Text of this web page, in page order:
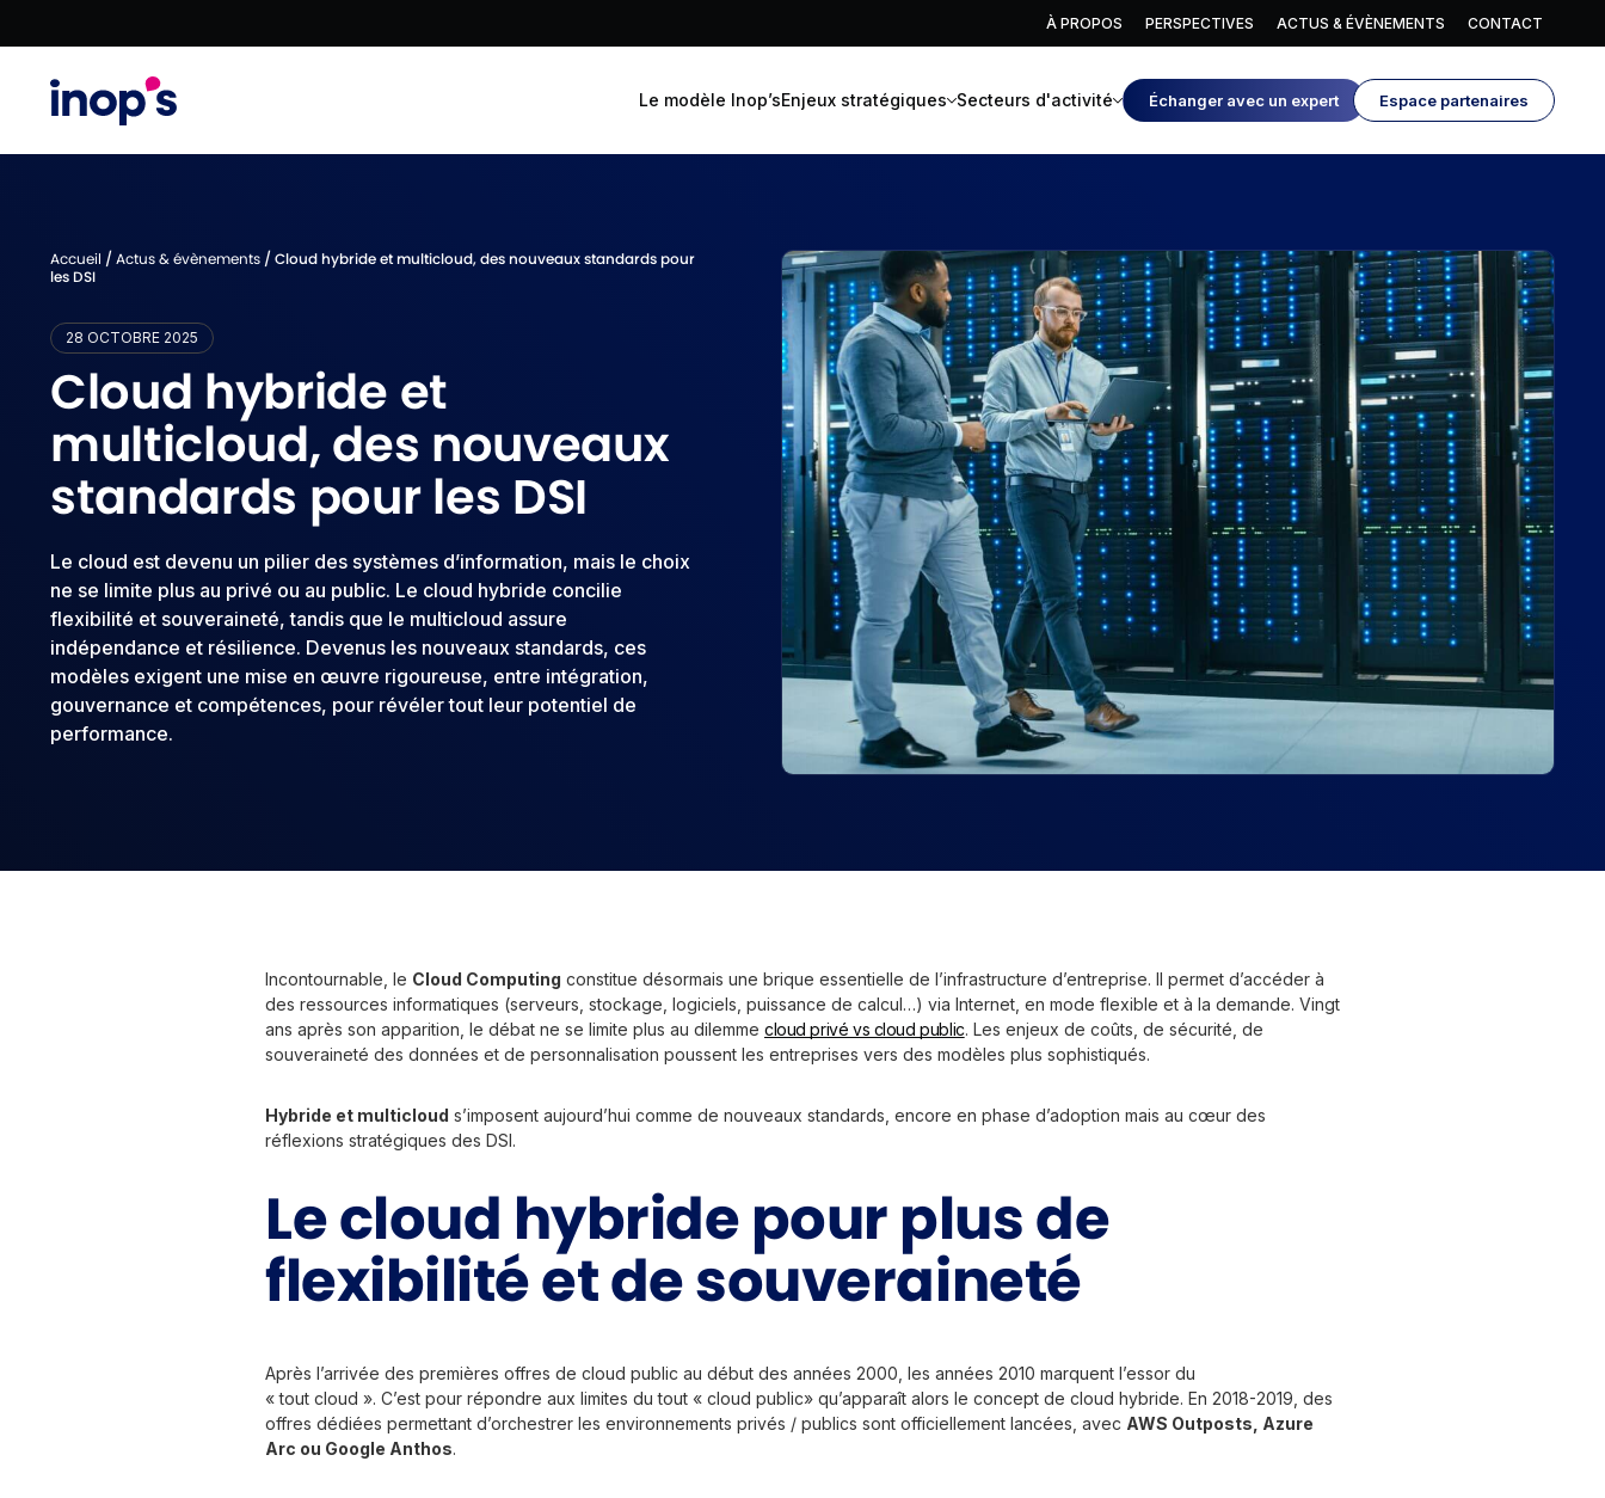
À PROPOS PERSPECTIVES ACTUS & ÉVÈNEMENTS CONTACT
Le modèle Inop’sEnjeux stratégiques Secteurs d'activité Échanger avec un expert Espace partenaires
Accueil /Actus & évènements /Cloud hybride et multicloud, des nouveaux standards pour
les DSI
28 OCTOBRE 2025
Cloud hybride et
multicloud, des nouveaux
standards pour les DSI
Le cloud est devenu un pilier des systèmes d’information, mais le choix
ne se limite plus au privé ou au public. Le cloud hybride concilie
flexibilité et souveraineté, tandis que le multicloud assure
indépendance et résilience. Devenus les nouveaux standards, ces
modèles exigent une mise en œuvre rigoureuse, entre intégration,
gouvernance et compétences, pour révéler tout leur potentiel de
performance.
Incontournable, le Cloud Computing constitue désormais une brique essentielle de l’infrastructure d’entreprise. Il permet d’accéder à
des ressources informatiques (serveurs, stockage, logiciels, puissance de calcul…) via Internet, en mode flexible et à la demande. Vingt
ans après son apparition, le débat ne se limite plus au dilemme cloud privé vs cloud public. Les enjeux de coûts, de sécurité, de
souveraineté des données et de personnalisation poussent les entreprises vers des modèles plus sophistiqués.
Hybride et multicloud s’imposent aujourd’hui comme de nouveaux standards, encore en phase d’adoption mais au cœur des
réflexions stratégiques des DSI.
Le cloud hybride pour plus de
flexibilité et de souveraineté
Après l’arrivée des premières offres de cloud public au début des années 2000, les années 2010 marquent l’essor du
« tout cloud ». C’est pour répondre aux limites du tout « cloud public» qu’apparaît alors le concept de cloud hybride. En 2018-2019, des
offres dédiées permettant d’orchestrer les environnements privés / publics sont officiellement lancées, avec AWS Outposts, Azure
Arc ou Google Anthos.